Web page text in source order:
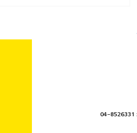
פרות שנגנב על ידי חיילים